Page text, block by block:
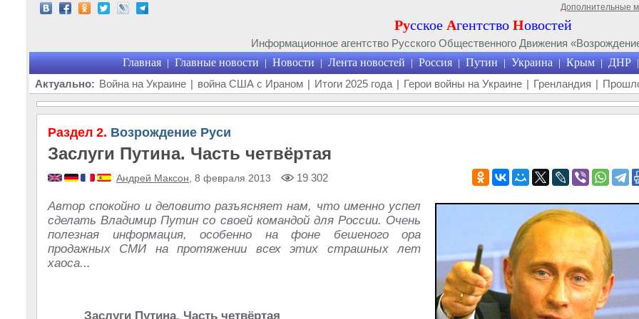
Дополнительные
Русское Агентство Новостей
Информационное агентство Русского Общественного Движения
Главная | Главные новости | Новости | Лента новостей | Россия | Путин | Украина | Крым | ДНР |
Актуально: Война на Украине | война США с Ираном | Итоги 2025 года | Герои войны на Украине | Гренландия |
Раздел 2. Возрождение Руси
Заслуги Путина. Часть четвёртая
Андрей Максон , 8 февраля 2013 19 302
Автор спокойно и деловито разъясняет нам, что именно успел
сделать Владимир Путин со своей командой для России. Очень
полезная информация, особенно на фоне бешеного ора
продажных СМИ на протяжении всех этих страшных лет
хаоса...
Заслуги Путина. Часть четвёртая